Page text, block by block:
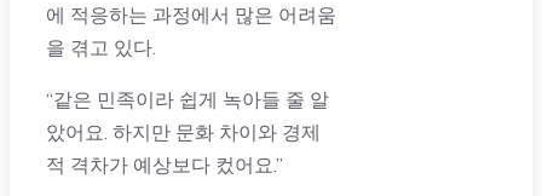
에 적응하는 과정에서 많은 어려움
을 겪고 있다.
“같은 민족이라 쉽게 녹아들 줄 알
았어요. 하지만 문화 차이와 경제
적 격차가 예상보다 컸어요.”